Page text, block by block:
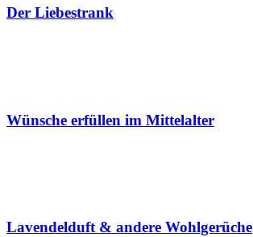
Der Liebestrank
Wünsche erfüllen im Mittelalter
Lavendelduft & andere Wohlgerüche